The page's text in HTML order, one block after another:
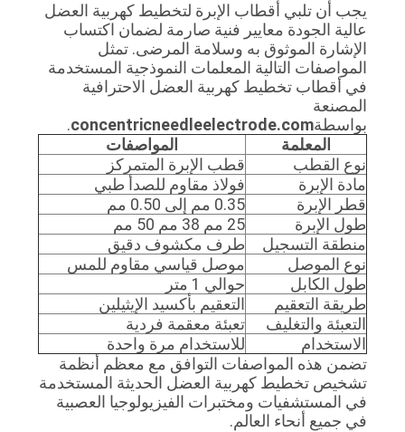
يجب أن تلبي أقطاب الإبرة لتخطيط كهربية العضل
عالية الجودة معايير فنية صارمة لضمان اكتساب
الإشارة الموثوق به وسلامة المرضى. تمثل
المواصفات التالية المعلمات النموذجية المستخدمة
في أقطاب تخطيط كهربية العضل الاحترافية
المصنعة
بواسطةconcentricneedleelectrode.com
.
المعلمة
المواصفات
نوع القطب
قطب الإبرة المتمركز
مادة الإبرة
فولاذ مقاوم للصدأ طبي
قطر الإبرة
0.35 مم إلى 0.50 مم
طول الإبرة
25 مم 38 مم 50 مم
منطقة التسجيل
طرف مكشوف دقيق
نوع الموصل
موصل قياسي مقاوم للمس
طول الكابل
حوالي 1 متر
طريقة التعقيم
التعقيم بأكسيد الإيثيلين
التعبئة والتغليف
تعبئة معقمة فردية
الاستخدام
للاستخدام مرة واحدة
تضمن هذه المواصفات التوافق مع معظم أنظمة
تشخيص تخطيط كهربية العضل الحديثة المستخدمة
في المستشفيات ومختبرات الفيزيولوجيا العصبية
في جميع أنحاء العالم.